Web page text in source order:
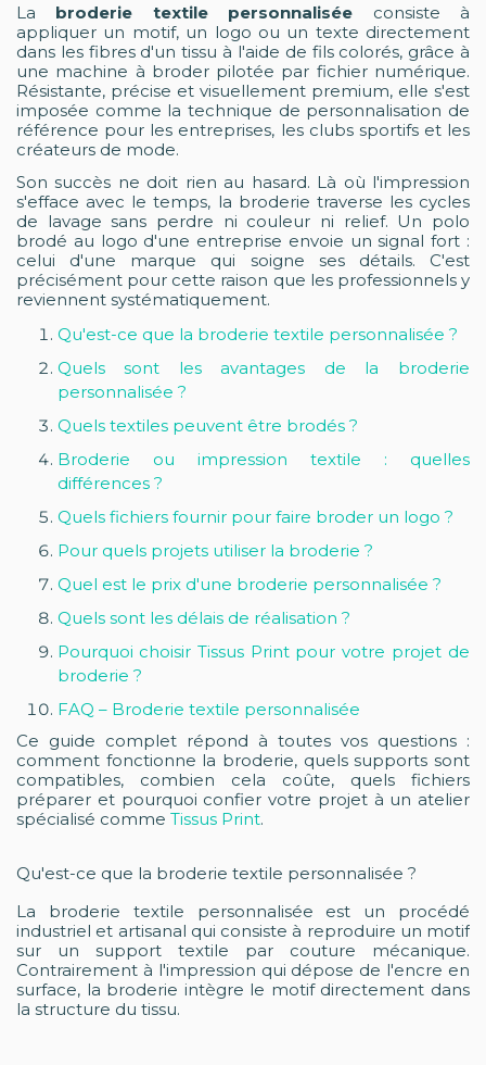
La broderie textile personnalisée consiste à
appliquer un motif, un logo ou un texte directement
dans les fibres d'un tissu à l'aide de fils colorés, grâce à
une machine à broder pilotée par fichier numérique.
Résistante, précise et visuellement premium, elle s'est
imposée comme la technique de personnalisation de
référence pour les entreprises, les clubs sportifs et les
créateurs de mode.
Son succès ne doit rien au hasard. Là où l'impression
s'efface avec le temps, la broderie traverse les cycles
de lavage sans perdre ni couleur ni relief. Un polo
brodé au logo d'une entreprise envoie un signal fort :
celui d'une marque qui soigne ses détails. C'est
précisément pour cette raison que les professionnels y
reviennent systématiquement.
Qu'est-ce que la broderie textile personnalisée ?
Quels sont les avantages de la broderie
personnalisée ?
Quels textiles peuvent être brodés ?
Broderie ou impression textile : quelles
différences ?
Quels fichiers fournir pour faire broder un logo ?
Pour quels projets utiliser la broderie ?
Quel est le prix d'une broderie personnalisée ?
Quels sont les délais de réalisation ?
Pourquoi choisir Tissus Print pour votre projet de
broderie ?
FAQ – Broderie textile personnalisée
Ce guide complet répond à toutes vos questions :
comment fonctionne la broderie, quels supports sont
compatibles, combien cela coûte, quels fichiers
préparer et pourquoi confier votre projet à un atelier
spécialisé comme Tissus Print.
Qu'est-ce que la broderie textile personnalisée ?
La broderie textile personnalisée est un procédé
industriel et artisanal qui consiste à reproduire un motif
sur un support textile par couture mécanique.
Contrairement à l'impression qui dépose de l'encre en
surface, la broderie intègre le motif directement dans
la structure du tissu.